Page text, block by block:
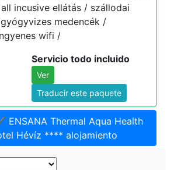
incusive ellátás / szállodai
medencék /
wifi /
Servicio todo incluido
Ver
Traducir este paquete
ENSANA Thermal Aqua Health
Hévíz **** alojamiento